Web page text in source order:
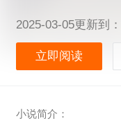
2025-03-05更新到：
立即阅读
小说简介：